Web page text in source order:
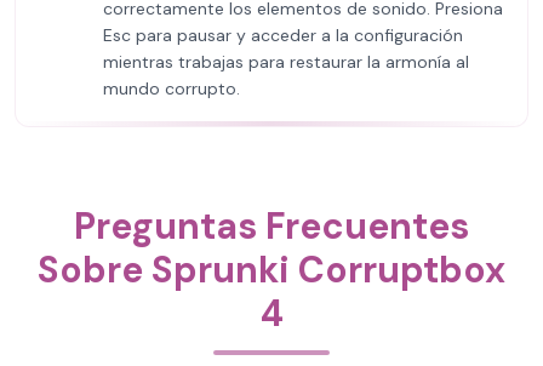
correctamente los elementos de sonido. Presiona
Esc para pausar y acceder a la configuración
mientras trabajas para restaurar la armonía al
mundo corrupto.
Preguntas Frecuentes
Sobre Sprunki Corruptbox
4